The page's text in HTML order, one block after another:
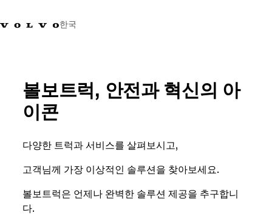
한국
제품 정보
네트워크
바이킹뉴스 매거진
볼보트럭, 안전과 혁신의 아
이콘
다양한 트럭과 서비스를 살펴보시고,
고객님께 가장 이상적인 솔루션을 찾아보세요.
볼보트럭은 언제나 완벽한 솔루션 제공을 추구합니
다.